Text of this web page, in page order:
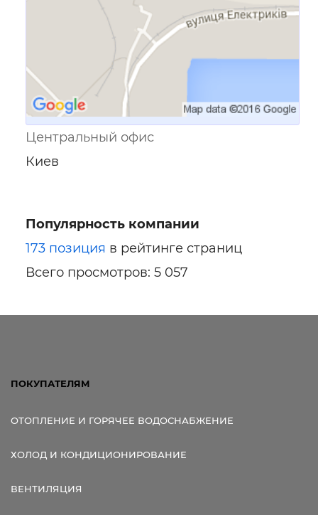
Центральный офис
Киев
Популярность компании
173 позиция в рейтинге страниц
Всего просмотров: 5 057
ПОКУПАТЕЛЯМ
ОТОПЛЕНИЕ И ГОРЯЧЕЕ ВОДОСНАБЖЕНИЕ
ХОЛОД И КОНДИЦИОНИРОВАНИЕ
ВЕНТИЛЯЦИЯ